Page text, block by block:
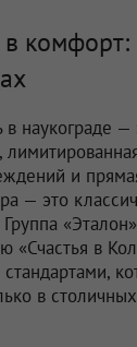
комфорт:
наукограде —
и
— это
«Счастья в
в